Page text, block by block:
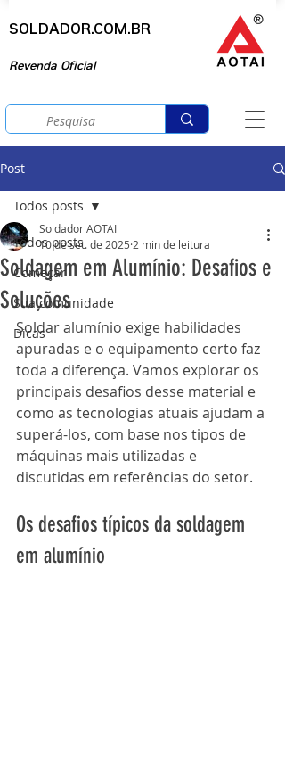
SOLDADOR.COM.BR
Revenda Oficial
Post
Todos posts
Começar
Sua comunidade
Dicas
Todos posts
Soldagem em Alumínio: Desafios e
Soluções
Soldador AOTAI
10 de set. de 2025 2 min de leitura
Soldar alumínio exige habilidades
apuradas e o equipamento certo faz
toda a diferença. Vamos explorar os
principais desafios desse material e
como as tecnologias atuais ajudam a
superá-los, com base nos tipos de
máquinas mais utilizadas e
discutidas em referências do setor.
Os desafios típicos da soldagem
em alumínio